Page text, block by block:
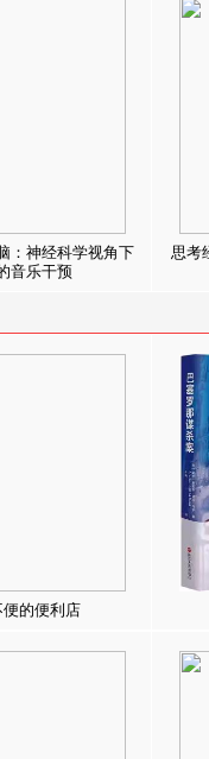
：神经科学视角下
音乐干预
思考
便的便利店